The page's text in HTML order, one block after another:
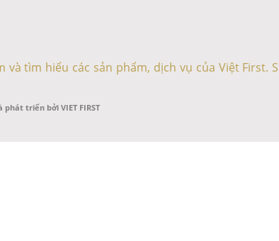
tìm hiểu các sản phẩm, dịch vụ của Việt First.
triển bởi VIET FIRST